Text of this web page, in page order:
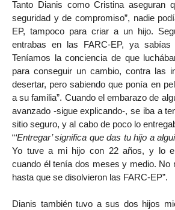
Tanto Dianis como Cristina aseguran
seguridad y de compromiso”, nadie
EP, tampoco para criar a un hijo.
entrabas en las FARC-EP, ya
Teníamos la conciencia de que
para conseguir un cambio, contra las
desertar, pero sabiendo que ponía en
a su familia”. Cuando el embarazo de
avanzado -sigue explicando-, se iba a
sitio seguro, y al cabo de poco lo
“‘Entregar’ significa que das tu hijo a
Yo tuve a mi hijo con 22 años, y lo
cuando él tenía dos meses y medio. No
hasta que se disolvieron las FARC-EP”.
Dianis también tuvo a sus dos hijos